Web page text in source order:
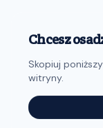
Chcesz
Skopiuj
witryny.